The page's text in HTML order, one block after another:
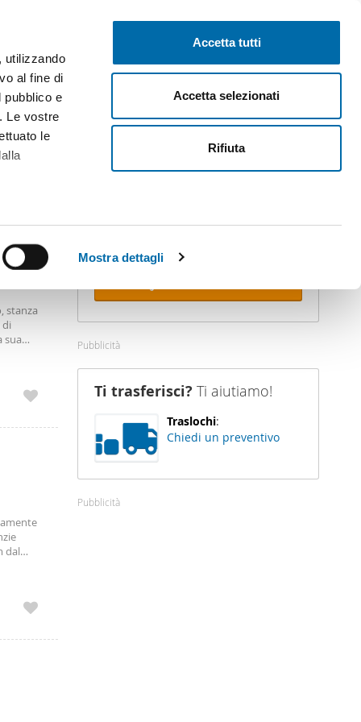
utilizzando
al fine di
pubblico e
Le vostre
le
cookie.
media e
sito
loro
Mostra dettagli
Accetta tutti
Accetta selezionati
Rifiuta
Pubblica gratis Inizia sessione
stanza
sua
dal
per
Non lasciare che ti anticipino. Ricevi
Pubblicità
Ti trasferisci? Ti aiutiamo!
Traslochi:
Chiedi un preventivo
Pubblicità